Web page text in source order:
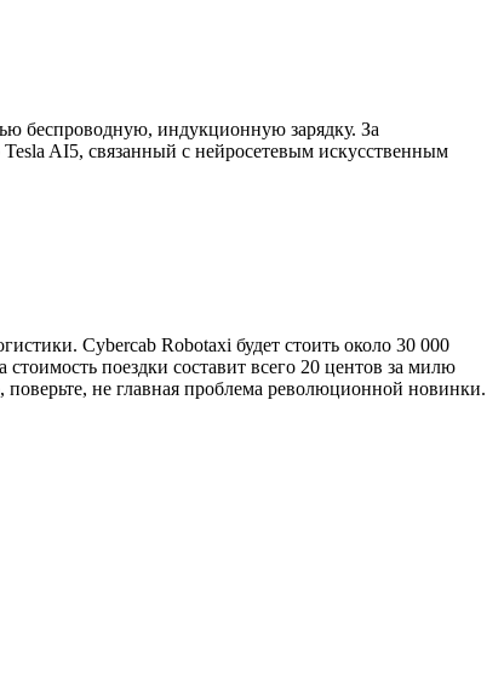
беспроводную, индукционную зарядку. За
AI5, связанный с нейросетевым искусственным
Cybercab Robotaxi будет стоить около 30 000
поездки составит всего 20 центов за милю
не главная проблема революционной новинки.